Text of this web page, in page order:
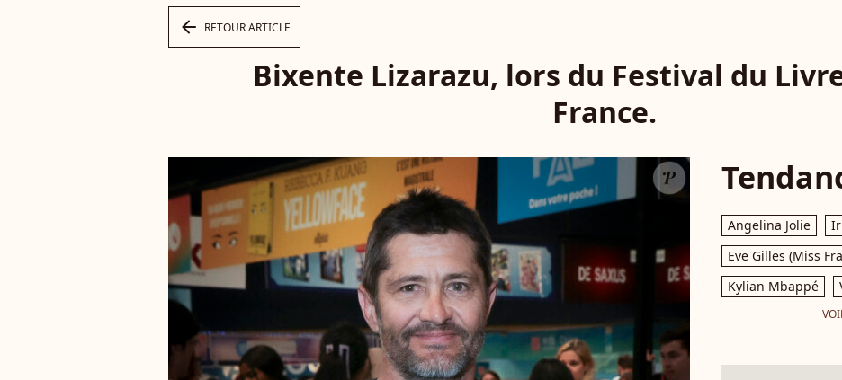
arrow_left RETOUR ARTICLE
Bixente Lizarazu, lors du Festival du
France.
Angelina Jolie
Eve Gilles (Miss
Kylian Mbappé